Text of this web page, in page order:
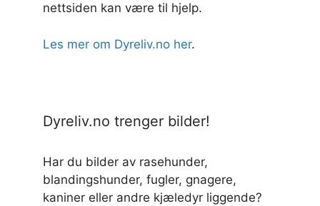
nettsiden kan være til hjelp.
Les mer om Dyreliv.no her.
Dyreliv.no trenger bilder!
Har du bilder av rasehunder,
blandingshunder, fugler, gnagere,
kaniner eller andre kjæledyr liggende?